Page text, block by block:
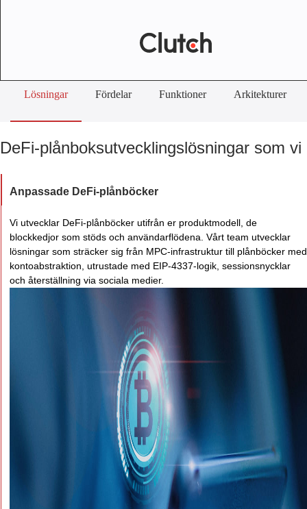
Lösningar Fördelar Funktioner Arkitekturer
DeFi-plånboksutvecklingslösningar som vi
Anpassade DeFi-plånböcker
Vi utvecklar DeFi-plånböcker utifrån er produktmodell, de
blockkedjor som stöds och användarflödena. Vårt team utvecklar
lösningar som sträcker sig från MPC-infrastruktur till plånböcker med
kontoabstraktion, utrustade med EIP-4337-logik, sessionsnycklar
och återställning via sociala medier.